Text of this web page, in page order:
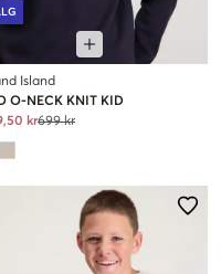
Island
O-NECK KNIT KID
kr699 kr